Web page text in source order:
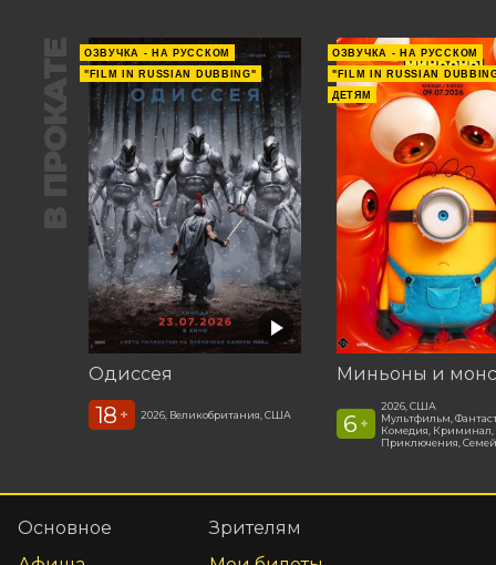
В ПРОКАТЕ
ОЗВУЧКА - НА РУССКОМ
"FILM IN RUSSIAN DUBBING"
Одиссея
18 + 2026, Великобритания, США
ОЗВУЧКА - НА РУССКОМ
"FILM IN RUSSIAN
ДЕТЯМ
Миньоны и
6 +
2026, США
Мультфильм,
Комедия, Криминал,
Приключения,
Основное
Зрителям